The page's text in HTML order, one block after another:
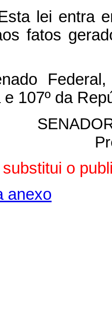
lei entra
fatos
16
107º da
o
anexo